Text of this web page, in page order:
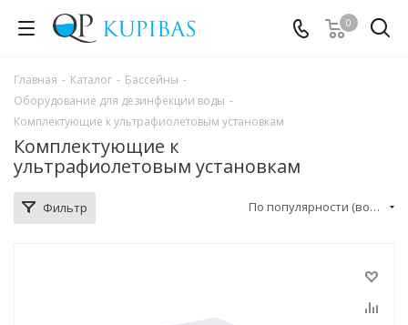
0
Главная - Каталог - Бассейны -
Оборудование для дезинфекции воды -
Комплектующие к ультрафиолетовым установкам
Комплектующие к
ультрафиолетовым установкам
Фильтр По популярности (возрастание)